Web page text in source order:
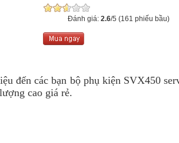
Đánh giá:2.6/5 (161 phiếu bầu)
các bạn bộ phụ kiện SVX450
cao giá rẻ.